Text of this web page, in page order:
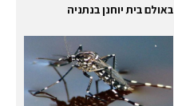
באולם בית יוחנן בנתניה